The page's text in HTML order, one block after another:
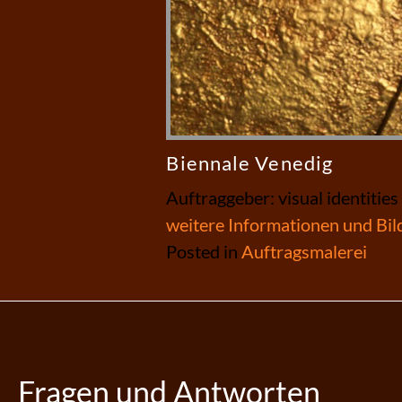
Biennale Venedig
Auftraggeber: visual identities
weitere Informationen und
Posted in Auftragsmalerei
Fragen und Antworten